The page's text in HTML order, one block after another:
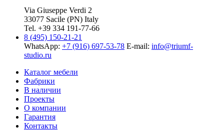
Via Giuseppe Verdi 2
33077 Sacile (PN) Italy
Tel. +39 334 191-77-66
8 (495) 150-21-21
WhatsApp: +7 (916) 697-53-78 E-mail: info@triumf-
studio.ru
Каталог мебели
Фабрики
В наличии
Проекты
О компании
Гарантия
Контакты